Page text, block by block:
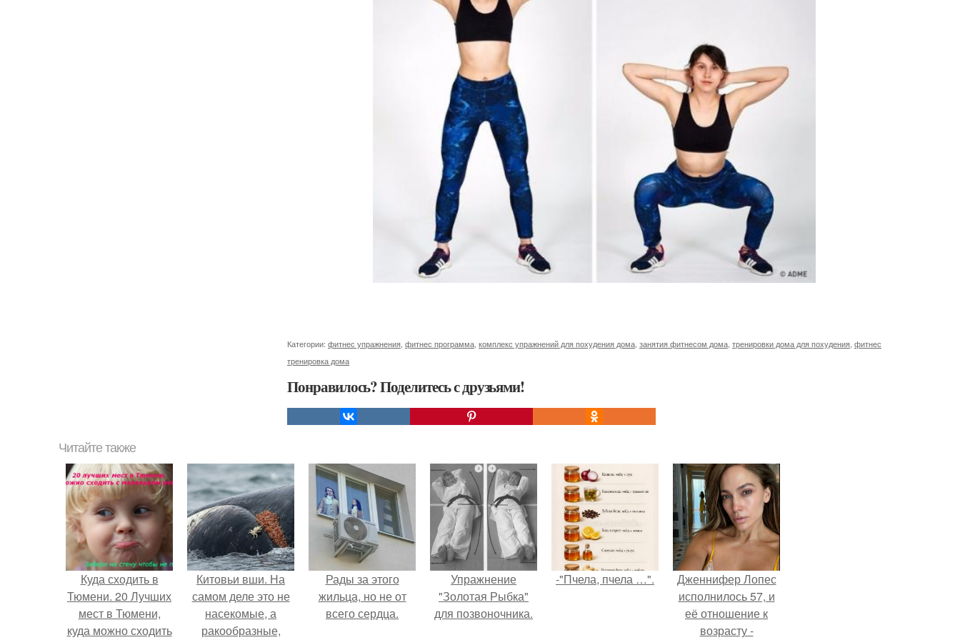
Категории: фитнес упражнения фитнес программа комплекс упражнений для похудения дома занятия фитнесом дома тренировки дома для похудения фитнес
тренировка дома
Понравилось? Поделитесь с друзьями!
Читайте также
Куда сходить в
Тюмени. 20 Лучших
мест в Тюмени,
куда можно сходить
Китовьи вши. На
самом деле это не
насекомые, а
ракообразные,
Рады за этого
жильца, но не от
всего сердца.
Упражнение
"Золотая Рыбка"
для позвоночника.
-"Пчела, пчела …".
Дженнифер Лопес
исполнилось 57, и
её отношение к
возрасту -